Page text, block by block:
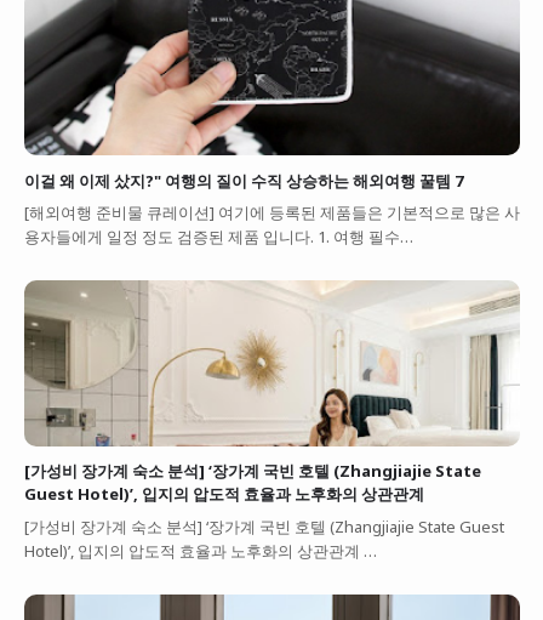
이걸 왜 이제 샀지?" 여행의 질이 수직 상승하는 해외여행 꿀템 7
[해외여행 준비물 큐레이션] 여기에 등록된 제품들은 기본적으로 많은 사
용자들에게 일정 정도 검증된 제품 입니다. 1. 여행 필수…
[가성비 장가계 숙소 분석] ‘장가계 국빈 호텔 (Zhangjiajie State
Guest Hotel)’, 입지의 압도적 효율과 노후화의 상관관계
[가성비 장가계 숙소 분석] ‘장가계 국빈 호텔 (Zhangjiajie State Guest
Hotel)’, 입지의 압도적 효율과 노후화의 상관관계 …